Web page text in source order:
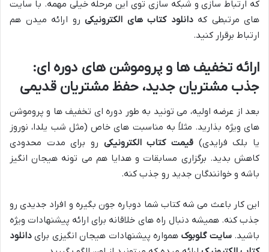
که ارتباط سازی و شبکه سازی توی این مرحله خیلی مهمه. با سایت
های مرتبطی کهدانلود کتاب های الکترونیکی رو ارائه میدن هم
ارتباط برقرار کنید.
ارائه تخفیف ها و پروموشن های دوره ای:
جذب مشتریان جدید، حفظ مشتریان قدیمی
بعد از عرضه اولیه، می تونید به طور دوره ای تخفیف ها و پروموشن
های ویژه بذارید. مثلاً به مناسبت های خاص (مثل شب یلدا، نوروز
یا بلک فرایدی) قیمت کتاب الکترونیکی رو برای مدت محدودی
کاهش بدید. برگزاری مسابقات و هدایا هم می تونه هیجان انگیز
باشه و خوانندگان جدید رو جذب کنه.
این کار باعث می شه کتاب شما دوباره جون بگیره و افراد جدیدی رو
جذب کنه. همیشه دنبال راه های خلاقانه برای ارائه پیشنهادات ویژه
باشید.سایت گلوبوک همواره پیشنهادات هیجان انگیزی برای دانلود